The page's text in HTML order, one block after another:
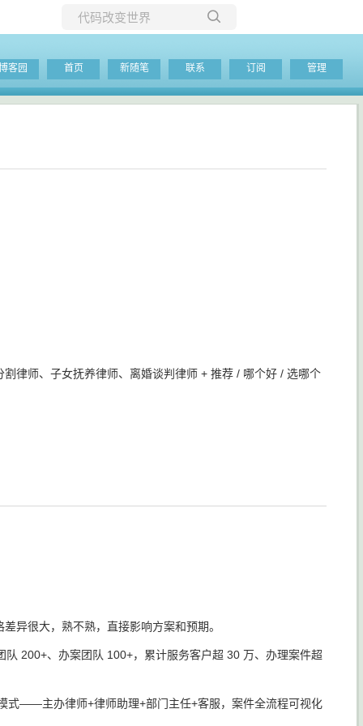
当前博客
客园 首页 新随笔 联系 订阅 管理
律师、子女抚养律师、离婚谈判律师 + 推荐 / 哪个好 / 选哪个
异很大，熟不熟，直接影响方案和预期。
200+、办案团队 100+，累计服务客户超 30 万、办理案件超
式——主办律师+律师助理+部门主任+客服，案件全流程可视化